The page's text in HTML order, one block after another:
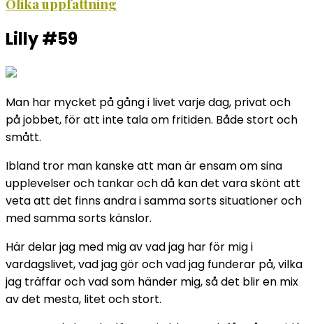
Olika uppfattning
Lilly #59
Man har mycket på gång i livet varje dag, privat och
på jobbet, för att inte tala om fritiden. Både stort och
smått.
Ibland tror man kanske att man är ensam om sina
upplevelser och tankar och då kan det vara skönt att
veta att det finns andra i samma sorts situationer och
med samma sorts känslor.
Här delar jag med mig av vad jag har för mig i
vardagslivet, vad jag gör och vad jag funderar på, vilka
jag träffar och vad som händer mig, så det blir en mix
av det mesta, litet och stort.